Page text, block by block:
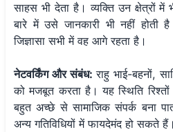
साहस भी देता है। व्यक्ति उन क्षेत्रों
बारे में उसे जानकारी भी नहीं होती
जिज्ञासा सभी में वह आगे रहता है।
नेटवर्किंग और संबंध:राहु भाई-बहनों,
को मजबूत करता है। यह स्थिति
बहुत अच्छे से सामाजिक संपर्क बना
अन्य गतिविधियों में फायदेमंद हो सकते हैं।